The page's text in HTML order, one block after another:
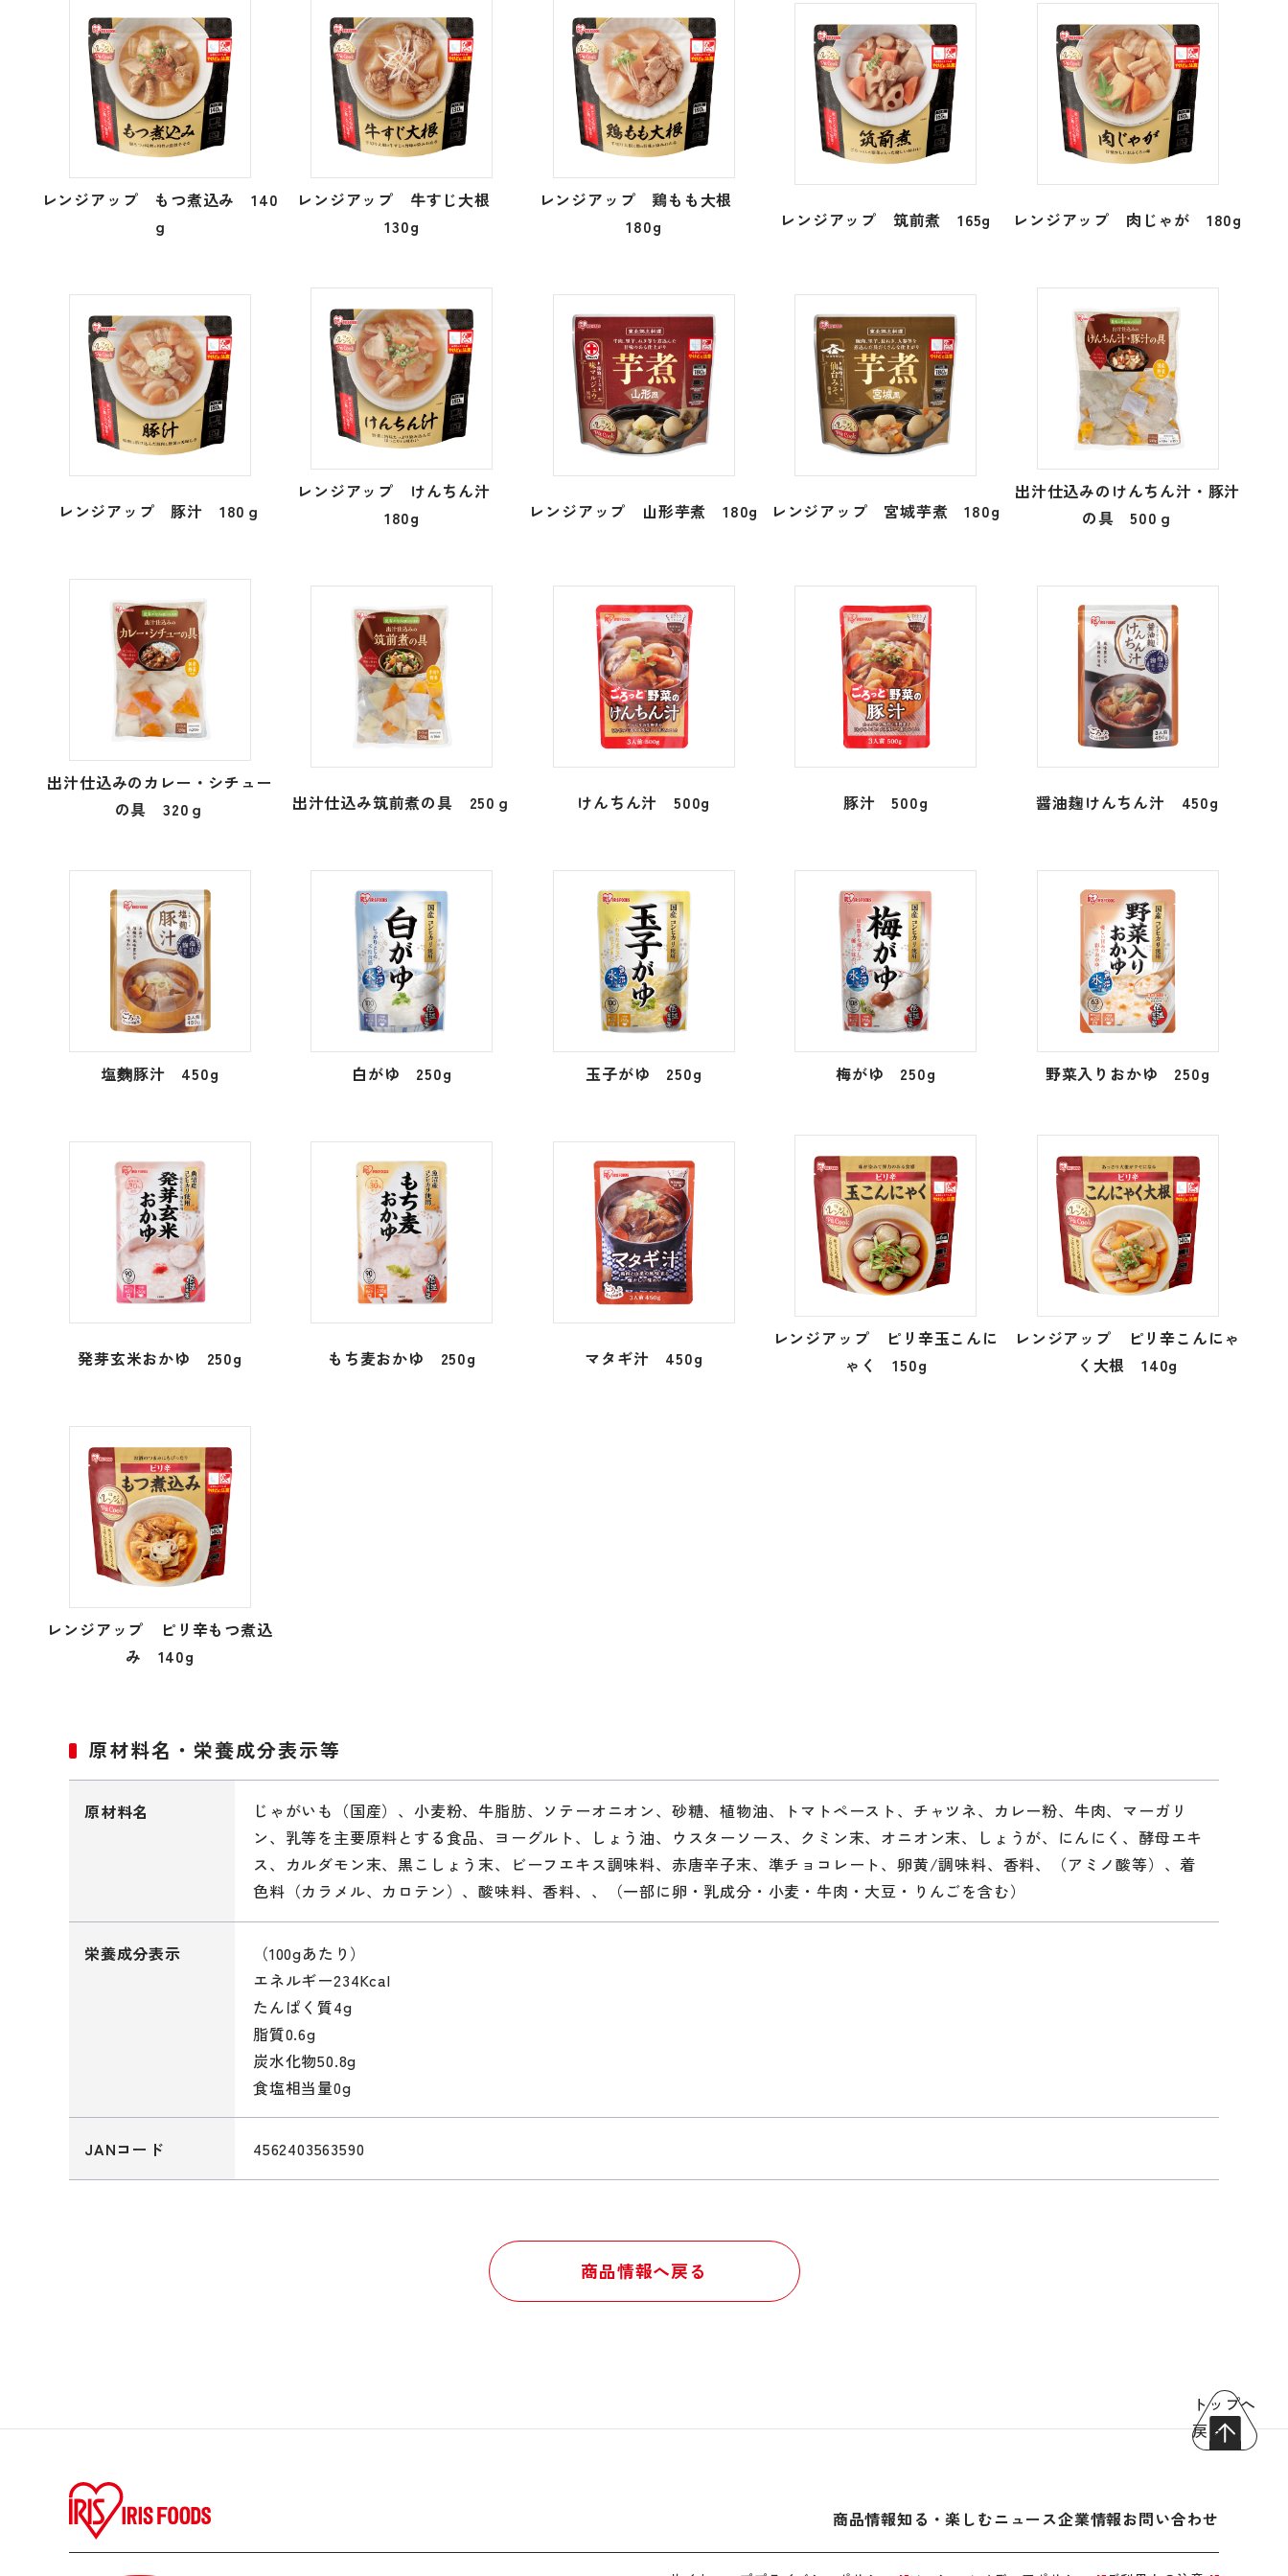
レンジアップ もつ煮込み 140
ｇ
レンジアップ 牛すじ大根
130g
レンジアップ 鶏もも大根
180g
レンジアップ 筑前煮 165g レンジアップ 肉じゃが 180g
レンジアップ 豚汁 180ｇ
レンジアップ けんちん汁
180g
レンジアップ 山形芋煮 180g レンジアップ 宮城芋煮 180g
出汁仕込みのけんちん汁・豚汁
の具 500ｇ
出汁仕込みのカレー・シチュー
の具 320ｇ
出汁仕込み筑前煮の具 250ｇ けんちん汁 500g 豚汁 500g 醤油麹けんちん汁 450g
塩麴豚汁 450g 白がゆ 250g 玉子がゆ 250g 梅がゆ 250g 野菜入りおかゆ 250g
発芽玄米おかゆ 250g もち麦おかゆ 250g マタギ汁 450g
レンジアップ ピリ辛玉こんに
ゃく 150g
レンジアップ ピリ辛こんにゃ
く大根 140g
レンジアップ ピリ辛もつ煮込
み 140g
原材料名・栄養成分表示等
原材料名
じゃがいも（国産）、小麦粉、牛脂肪、ソテーオニオン、砂糖、植物油、トマトペースト、チャツネ、カレー粉、牛肉、マーガリ
ン、乳等を主要原料とする食品、ヨーグルト、しょう油、ウスターソース、クミン末、オニオン末、しょうが、にんにく、酵母エキ
ス、カルダモン末、黒こしょう末、ビーフエキス調味料、赤唐辛子末、準チョコレート、卵黄/調味料、香料、（アミノ酸等）、着
色料（カラメル、カロテン）、酸味料、香料、、（一部に卵・乳成分・小麦・牛肉・大豆・りんごを含む）
栄養成分表示
（100gあたり）
エネルギー234Kcal
たんぱく質4g
脂質0.6g
炭水化物50.8g
食塩相当量0g
JANコード 4562403563590
商品情報へ戻る
トップへ
戻る
商品情報知る・楽しむニュース企業情報お問い合わせ